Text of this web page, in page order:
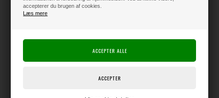
accepterer du brugen af cookies.
Læs mere
Linen Cardstock
Giver flotte, skarpe kanter ved udskæring, og er derfor supergod at bruge